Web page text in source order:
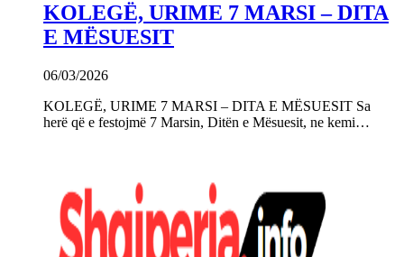
KOLEGË, URIME 7 MARSI – DITA
E MËSUESIT
06/03/2026
KOLEGË, URIME 7 MARSI – DITA E MËSUESIT Sa
herë që e festojmë 7 Marsin, Ditën e Mësuesit, ne kemi…